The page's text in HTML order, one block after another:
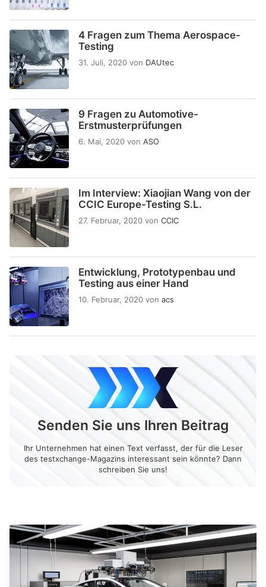
4 Fragen zum Thema Aerospace-
Testing
31. Juli, 2020 von DAUtec
9 Fragen zu Automotive-
Erstmusterprüfungen
6. Mai, 2020 von ASO
Im Interview: Xiaojian Wang von der
CCIC Europe-Testing S.L.
27. Februar, 2020 von CCIC
Entwicklung, Prototypenbau und
Testing aus einer Hand
10. Februar, 2020 von acs
Senden Sie uns Ihren Beitrag
Ihr Unternehmen hat einen Text verfasst, der für die Leser
des testxchange-Magazins interessant sein könnte? Dann
schreiben Sie uns!